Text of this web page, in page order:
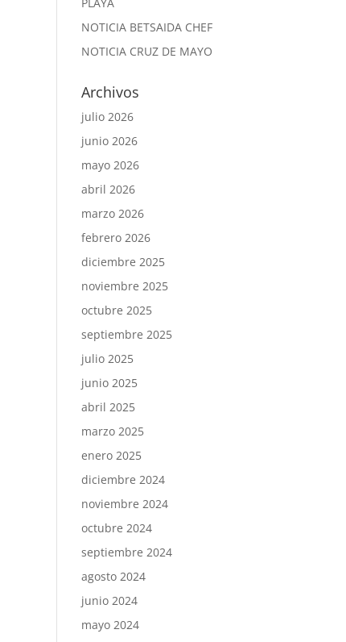
NOTICIA BETSAIDA CHEF
NOTICIA CRUZ DE MAYO
Archivos
julio 2026
junio 2026
mayo 2026
abril 2026
marzo 2026
febrero 2026
diciembre 2025
noviembre 2025
octubre 2025
septiembre 2025
julio 2025
junio 2025
abril 2025
marzo 2025
enero 2025
diciembre 2024
noviembre 2024
octubre 2024
septiembre 2024
agosto 2024
junio 2024
mayo 2024